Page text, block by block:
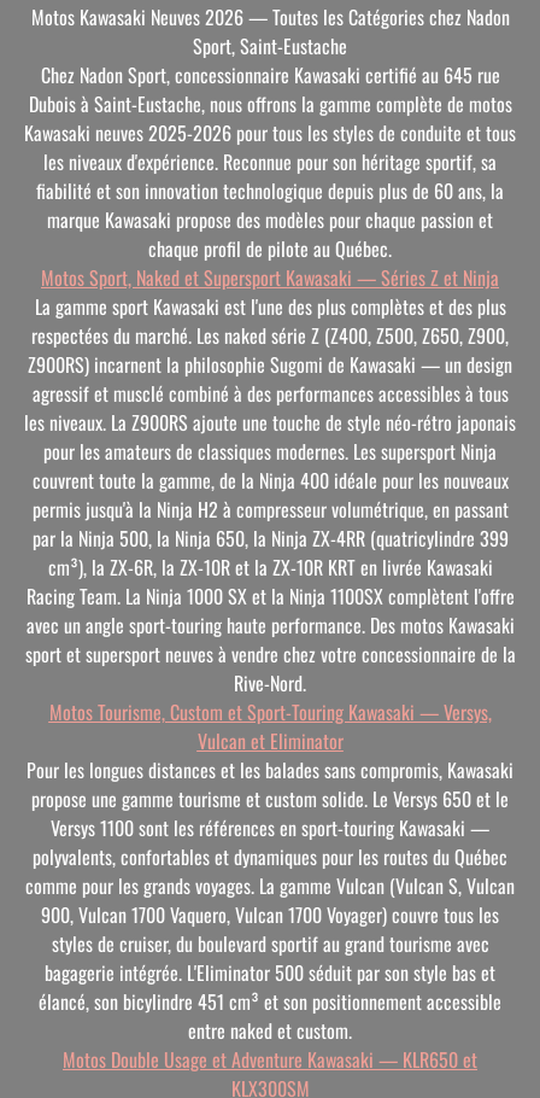
Motos Kawasaki Neuves 2026 — Toutes les Catégories chez Nadon
Sport, Saint-Eustache
Chez Nadon Sport, concessionnaire Kawasaki certifié au 645 rue
Dubois à Saint-Eustache, nous offrons la gamme complète de motos
Kawasaki neuves 2025-2026 pour tous les styles de conduite et tous
les niveaux d'expérience. Reconnue pour son héritage sportif, sa
fiabilité et son innovation technologique depuis plus de 60 ans, la
marque Kawasaki propose des modèles pour chaque passion et
chaque profil de pilote au Québec.
Motos Sport, Naked et Supersport Kawasaki — Séries Z et Ninja
La gamme sport Kawasaki est l'une des plus complètes et des plus
respectées du marché. Les naked série Z (Z400, Z500, Z650, Z900,
Z900RS) incarnent la philosophie Sugomi de Kawasaki — un design
agressif et musclé combiné à des performances accessibles à tous
les niveaux. La Z900RS ajoute une touche de style néo-rétro japonais
pour les amateurs de classiques modernes. Les supersport Ninja
couvrent toute la gamme, de la Ninja 400 idéale pour les nouveaux
permis jusqu'à la Ninja H2 à compresseur volumétrique, en passant
par la Ninja 500, la Ninja 650, la Ninja ZX-4RR (quatricylindre 399
cm³), la ZX-6R, la ZX-10R et la ZX-10R KRT en livrée Kawasaki
Racing Team. La Ninja 1000 SX et la Ninja 1100SX complètent l'offre
avec un angle sport-touring haute performance. Des motos Kawasaki
sport et supersport neuves à vendre chez votre concessionnaire de la
Rive-Nord.
Motos Tourisme, Custom et Sport-Touring Kawasaki — Versys,
Vulcan et Eliminator
Pour les longues distances et les balades sans compromis, Kawasaki
propose une gamme tourisme et custom solide. Le Versys 650 et le
Versys 1100 sont les références en sport-touring Kawasaki —
polyvalents, confortables et dynamiques pour les routes du Québec
comme pour les grands voyages. La gamme Vulcan (Vulcan S, Vulcan
900, Vulcan 1700 Vaquero, Vulcan 1700 Voyager) couvre tous les
styles de cruiser, du boulevard sportif au grand tourisme avec
bagagerie intégrée. L'Eliminator 500 séduit par son style bas et
élancé, son bicylindre 451 cm³ et son positionnement accessible
entre naked et custom.
Motos Double Usage et Adventure Kawasaki — KLR650 et
KLX300SM